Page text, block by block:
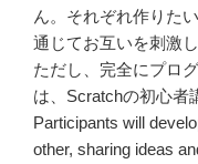
ん。それぞれ作りた
通じてお互いを刺激
ただし、完全にプロ
は、Scratchの初心者
Participants will
other, sharing ideas